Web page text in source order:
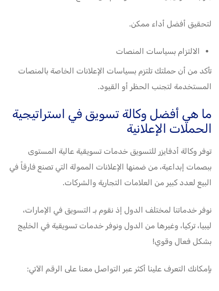
لتحقيق أفضل أداء ممكن.
الالتزام بسياسات المنصات
تأكد من أن حملتك تلتزم بسياسات الإعلانات الخاصة بالمنصات
المستخدمة لتجنب الحظر أو القيود.
ما هي أفضل وكالة تسويق في استراتيجية
الحملات الإعلانية
توفر وكالة أدفايزر للتسويق خدمات تسويقية عالية المستوى
ببصمات إبداعية، من ضمنها الإعلانات الممولة التي تصنع فارقاً في
البيع لعدد كبير من العلامات التجارية والشركات.
نوفر خدماتنا لمختلف الدول إذ نقوم بـ التسويق في الإمارات،
ليبيا، تركيا، وغيرها من الدول ونوفر خدمات تسويقية في الخليج
بشكل فعال وقوي!
بإمكانك التعرف علينا أكثر عبر التواصل معنا على الرقم الآتي: